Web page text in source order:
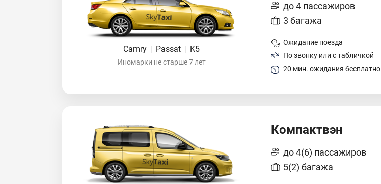
Camry | Passat | K5
Иномарки не старше 7 лет
до 4 пассажиров
3 багажа
Ожидание поезда
По звонку или с табличкой
20 мин. ожидания бесплатно
Компактвэн
до 4(6) пассажиров
5(2) багажа